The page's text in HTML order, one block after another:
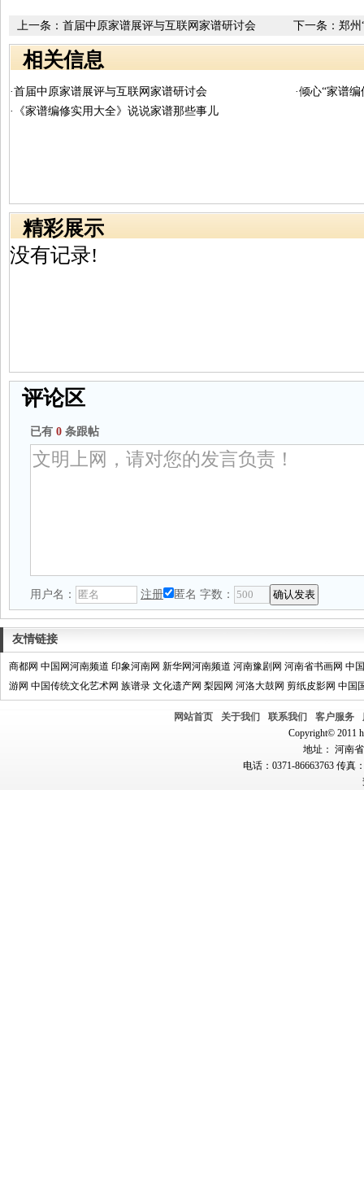
下一条： 郑州
上一条： 首届中原家谱展评与互联网家谱研讨会
相关信息
·首届中原家谱展评与互联网家谱研讨会
·倾心“家谱
·《家谱编修实用大全》说说家谱那些事儿
精彩展示
没有记录!
评论区
已有 0 条跟帖
用户名： 注册 匿名 字数：
友情链接
商都网 中国网河南频道 印象河南网 新华网河南频道 河南豫剧网 河南省书画网 中
游网 中国传统文化艺术网 族谱录 文化遗产网 梨园网 河洛大鼓网 剪纸皮影网 中国
网站首页 关于我们 联系我们 客户服务
Copyright© 2011
地址： 河南
电话：0371-86663763 传真